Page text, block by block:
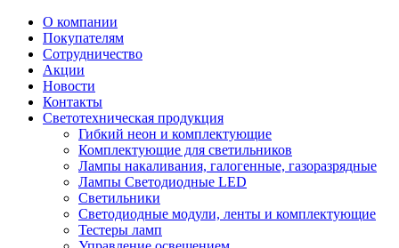
О компании
Покупателям
Сотрудничество
Акции
Новости
Контакты
Светотехническая продукция
Гибкий неон и комплектующие
Комплектующие для светильников
Лампы накаливания, галогенные, газоразрядные
Лампы Светодиодные LED
Светильники
Светодиодные модули, ленты и комплектующие
Тестеры ламп